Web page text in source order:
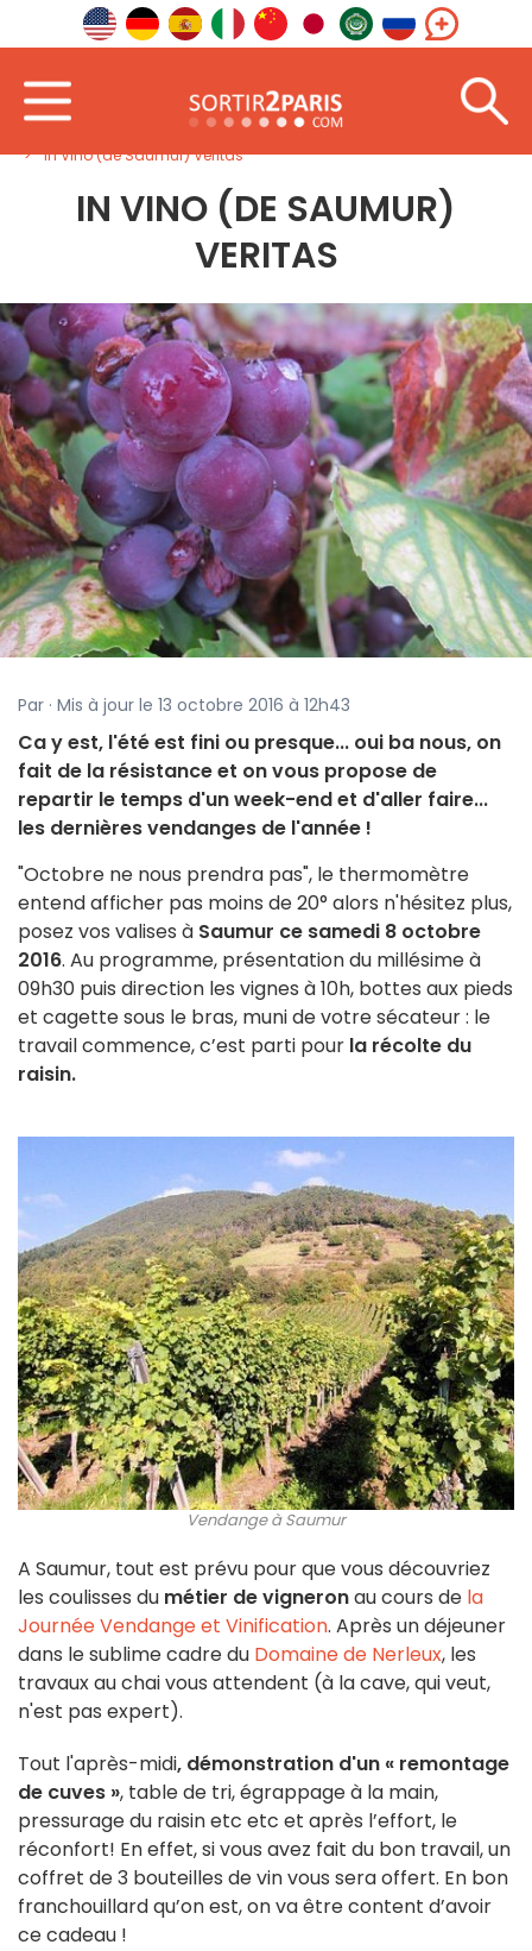
In Vino (de Saumur) Veritas
IN VINO (DE SAUMUR)
VERITAS
Par · Mis à jour le 13 octobre 2016 à 12h43
Ca y est, l'été est fini ou presque... oui ba nous, on
fait de la résistance et on vous propose de
repartir le temps d'un week-end et d'aller faire...
les dernières vendanges de l'année !
"Octobre ne nous prendra pas", le thermomètre
entend afficher pas moins de 20° alors n'hésitez plus,
posez vos valises à Saumur ce samedi 8 octobre
2016. Au programme, présentation du millésime à
09h30 puis direction les vignes à 10h, bottes aux pieds
et cagette sous le bras, muni de votre sécateur : le
travail commence, c’est parti pour la récolte du
raisin.
Vendange à Saumur
A Saumur, tout est prévu pour que vous découvriez
les coulisses du métier de vigneronau cours de la
Journée Vendange et Vinification. Après un déjeuner
dans le sublime cadre du Domaine de Nerleux, les
travaux au chai vous attendent (à la cave, qui veut,
n'est pas expert).
Tout l'après-midi, démonstration d'un « remontage
de cuves », table de tri, égrappage à la main,
pressurage du raisin etc etc et après l’effort, le
réconfort! En effet, si vous avez fait du bon travail, un
coffret de 3 bouteilles de vin vous sera offert. En bon
franchouillard qu’on est, on va être content d’avoir
ce cadeau !